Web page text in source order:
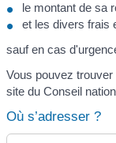
le montant de sa
et les divers frais
sauf en cas
Vous pouvez
site du Conseil
Où s’adresser ?